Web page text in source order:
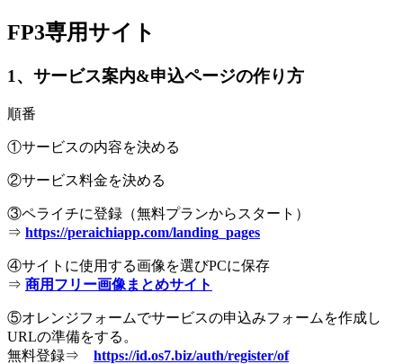
jpca.co
FP3専用サイト
1、サービス案内&申込ページの作り方
順番
①サービスの内容を決める
②サービス料金を決める
③ペライチに登録（無料プランからスタート）
⇒ https://peraichiapp.com/landing_pages
④サイトに使用する画像を選びPCに保存
⇒ 商用フリー画像まとめサイト
⑤オレンジフォームでサービスの申込みフォームを作成し
URLの準備をする。
無料登録⇒ https://id.os7.biz/auth/register/of